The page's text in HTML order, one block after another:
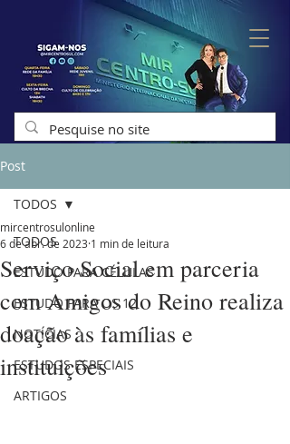
Post
TODOS
ESTUDO PARA CÉLULAS
ESTUDO PARA OS 12
NOTÍCIAS
ESTUDOS ESPECIAIS
ARTIGOS
TODOS
Serviço Social em parceria
com Amigos do Reino realiza
doação às famílias e
instituições
mircentrosulonline
6 de abr. de 2023 1 min de leitura